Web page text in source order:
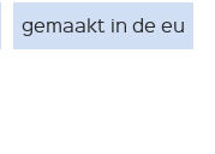
gemaakt in de eu